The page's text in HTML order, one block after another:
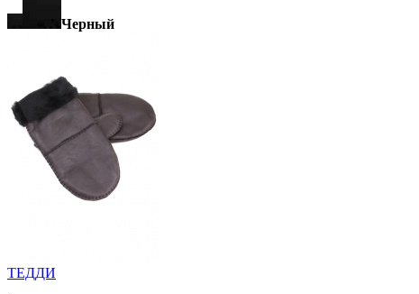
Черный
ТЕДДИ